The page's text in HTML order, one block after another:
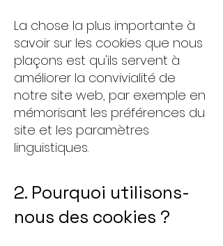
La chose la plus importante à
savoir sur les cookies que nous
plaçons est qu'ils servent à
améliorer la convivialité de
notre site web, par exemple en
mémorisant les préférences du
site et les paramètres
linguistiques.
2. Pourquoi utilisons-
nous des cookies ?